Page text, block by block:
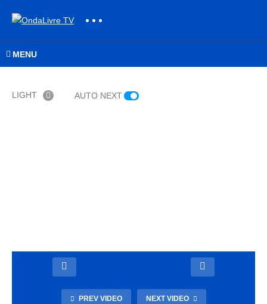
MENU
LIGHT AUTO NEXT
PREV VIDEO NEXT VIDEO